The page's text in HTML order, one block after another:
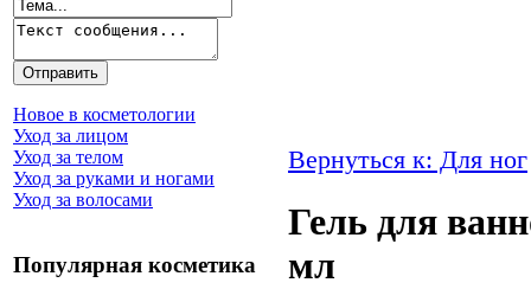
Новое в косметологии
Уход за лицом
Уход за телом
Уход за руками и ногами
Уход за волосами
Популярная косметика
Вернуться к: Для ног
Гель для
мл